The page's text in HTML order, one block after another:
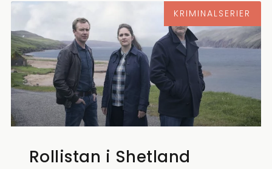
KRIMINALSERIER
Rollistan i Shetland